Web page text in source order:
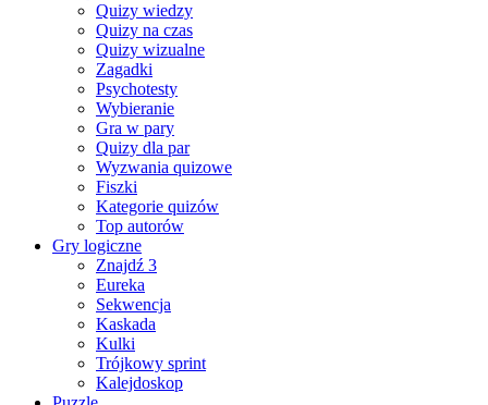
Quizy wiedzy
Quizy na czas
Quizy wizualne
Zagadki
Psychotesty
Wybieranie
Gra w pary
Quizy dla par
Wyzwania quizowe
Fiszki
Kategorie quizów
Top autorów
Gry logiczne
Znajdź 3
Eureka
Sekwencja
Kaskada
Kulki
Trójkowy sprint
Kalejdoskop